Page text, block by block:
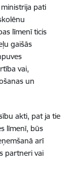
pati
līmenī ticis
gaišās
vai,
un
akti, pat ja tie
līmenī, būs
arī
partneri vai